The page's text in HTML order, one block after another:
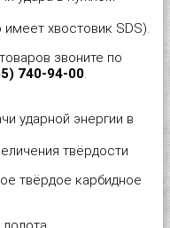
HX “Wkret-met”
SX “Wkret-met”
PX “Wkret-met”
(KUR)
"Strike"
хвостовик SDS).
звоните по
740-94-00.
ударной энергии в
твёрдости
твёрдое карбидное